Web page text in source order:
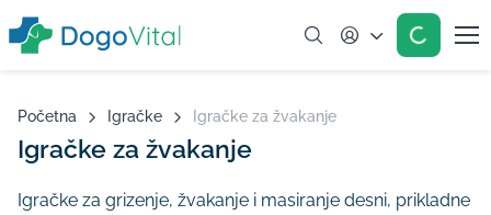
Account
Početna Igračke Igračke za žvakanje
Igračke za žvakanje
Igračke za grizenje, žvakanje i masiranje desni, prikladne